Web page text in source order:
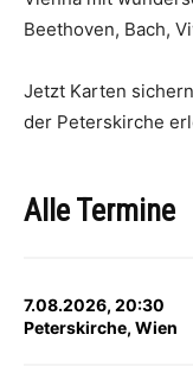
Beethoven, Bach,
Jetzt Karten
der Peterskirche
Alle Termine
7.08.2026, 20:30
Peterskirche, Wien